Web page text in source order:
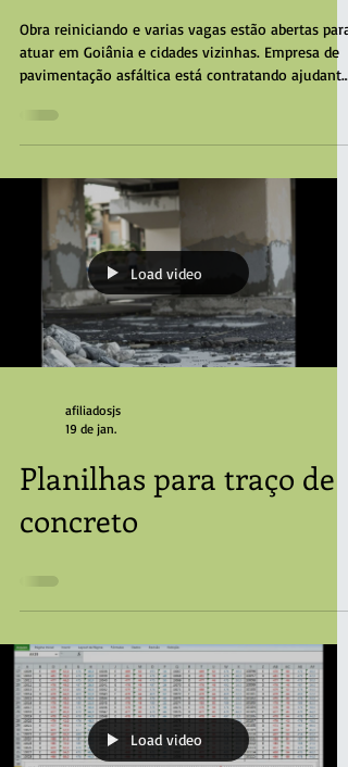
Varias Vagas Disponível
em Diversas Áreas
Obra reiniciando e varias vagas estão abertas para
lubrificador , soldador, operador de rolos
compactadores, motorista de caminhão pipa,
auxiliar de mecânica, vigia entre outros. Salários:
Ajudante – 1.623,00 + 200,00 de cesta básica ,
alimentação na empresa+ vale transporte.
Lubrificado – 3000,00 + 40% de insalubridade +
200,00 de cesta básica, alimentação na empresa +
vale
Load video
afiliadosjs
concreto